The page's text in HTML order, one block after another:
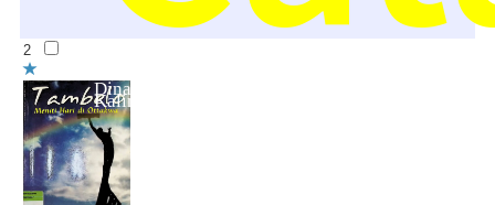
Dinas Perpustakaan dan Kearsipan Provinsi
Kalimantan Utara
2